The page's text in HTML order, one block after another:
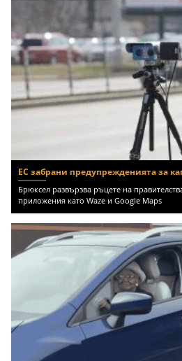
ЕС забрани предупрежденията за
Брюксел развързва ръцете на
приложения като Waze и Google Maps